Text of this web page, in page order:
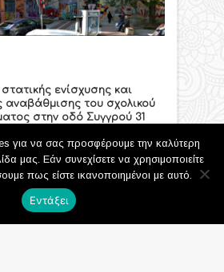
ενίσχυσης και
αναβάθμισης του σχολικού
στην οδό Συγγρού 31
για να σας προσφέρουμε την καλύτερη
μας. Εάν συνεχίσετε να χρησιμοποιείτε
πως είστε ικανοποιημένοι με αυτό.
Εντάξει